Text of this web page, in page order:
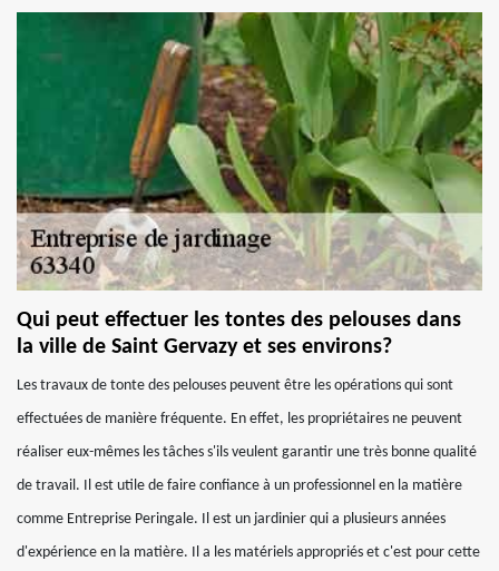
Qui peut effectuer les tontes des pelouses dans
la ville de Saint Gervazy et ses environs?
Les travaux de tonte des pelouses peuvent être les opérations qui sont
effectuées de manière fréquente. En effet, les propriétaires ne peuvent
réaliser eux-mêmes les tâches s'ils veulent garantir une très bonne qualité
de travail. Il est utile de faire confiance à un professionnel en la matière
comme Entreprise Peringale. Il est un jardinier qui a plusieurs années
d'expérience en la matière. Il a les matériels appropriés et c'est pour cette